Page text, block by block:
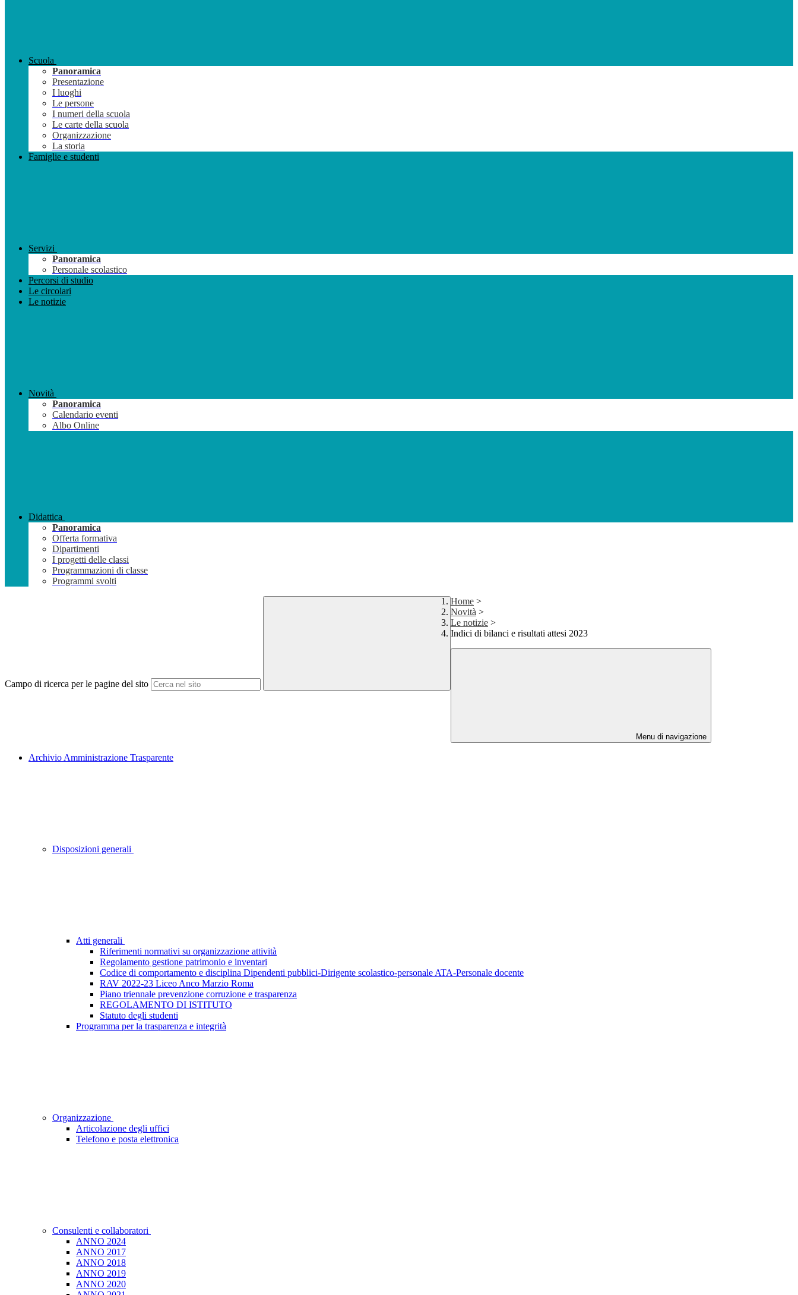
Scuola
Panoramica
Presentazione
I luoghi
Le persone
I numeri della scuola
Le carte della scuola
Organizzazione
La storia
Famiglie e studenti
Servizi
Panoramica
Personale scolastico
Percorsi di studio
Le circolari
Le notizie
Novità
Panoramica
Calendario eventi
Albo Online
Didattica
Panoramica
Offerta formativa
Dipartimenti
I progetti delle classi
Programmazioni di classe
Programmi svolti
Campo di ricerca per le pagine del sito
Home >
Novità >
Le notizie >
Indici di bilanci e risultati attesi 2023
Menu di navigazione
Archivio Amministrazione Trasparente
Disposizioni generali
Atti generali
Riferimenti normativi su organizzazione attività
Regolamento gestione patrimonio e inventari
Codice di comportamento e disciplina Dipendenti pubblici-Dirigente scolastico-personale ATA-Personale docente
RAV 2022-23 Liceo Anco Marzio Roma
Piano triennale prevenzione corruzione e trasparenza
REGOLAMENTO DI ISTITUTO
Statuto degli studenti
Programma per la trasparenza e integrità
Organizzazione
Articolazione degli uffici
Telefono e posta elettronica
Consulenti e collaboratori
ANNO 2024
ANNO 2017
ANNO 2018
ANNO 2019
ANNO 2020